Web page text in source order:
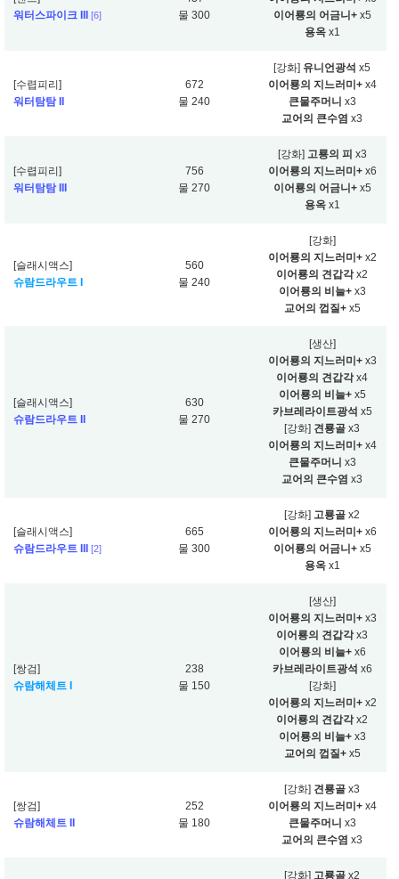
워터스파이크 III
[6]
물 300
이어룡의 어금니+x5
용옥x1
[수렵피리]
워터탐탐 II
672
물 240
[강화] 유니언광석 x5
이어룡의 지느러미+x4
큰물주머니 x3
교어의 큰수염 x3
[수렵피리]
워터탐탐 III
756
물 270
[강화] 고룡의 피 x3
이어룡의 지느러미+x6
이어룡의 어금니+x5
용옥x1
[슬래시액스]
슈람드라우트 I
560
물 240
[강화]
이어룡의 지느러미+x2
이어룡의 견갑각x2
이어룡의 비늘+x3
교어의 껍질+x5
[슬래시액스]
슈람드라우트 II
630
물 270
[생산]
이어룡의 지느러미+x3
이어룡의 견갑각x4
이어룡의 비늘+x5
카브레라이트광석 x5
[강화] 견룡골 x3
이어룡의 지느러미+x4
큰물주머니 x3
교어의 큰수염 x3
[슬래시액스]
슈람드라우트 III
[2]
665
물 300
[강화] 고룡골 x2
이어룡의 지느러미+x6
이어룡의 어금니+x5
용옥x1
[쌍검]
슈람해체트 I
238
물 150
[생산]
이어룡의 지느러미+x3
이어룡의 견갑각x3
이어룡의 비늘+x6
카브레라이트광석 x6
[강화]
이어룡의 지느러미+x2
이어룡의 견갑각x2
이어룡의 비늘+x3
교어의 껍질+x5
[쌍검]
슈람해체트 II
252
물 180
[강화] 견룡골 x3
이어룡의 지느러미+x4
큰물주머니 x3
교어의 큰수염 x3
[강화] 고룡골 x2